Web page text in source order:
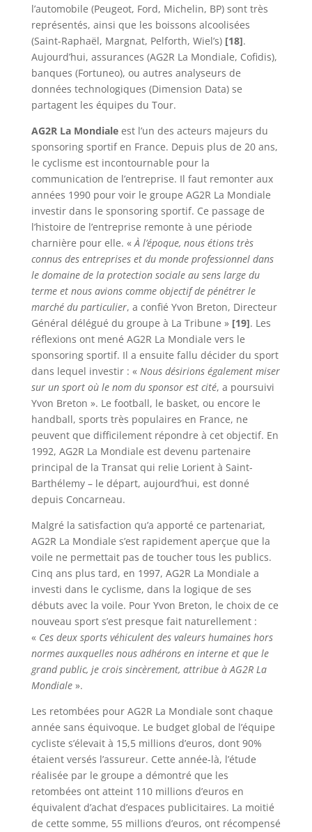
l’automobile (Peugeot, Ford, Michelin, BP) sont très
représentés, ainsi que les boissons alcoolisées
(Saint-Raphaël, Margnat, Pelforth, Wiel’s) [18].
Aujourd’hui, assurances (AG2R La Mondiale, Cofidis),
banques (Fortuneo), ou autres analyseurs de
données technologiques (Dimension Data) se
partagent les équipes du Tour.
AG2R La Mondialeest l’un des acteurs majeurs du
sponsoring sportif en France. Depuis plus de 20 ans,
le cyclisme est incontournable pour la
communication de l’entreprise. Il faut remonter aux
années 1990 pour voir le groupe AG2R La Mondiale
investir dans le sponsoring sportif. Ce passage de
l’histoire de l’entreprise remonte à une période
charnière pour elle. «À l’époque, nous étions très
connus des entreprises et du monde professionnel dans
le domaine de la protection sociale au sens large du
terme et nous avions comme objectif de pénétrer le
marché du particulier, a confié Yvon Breton, Directeur
Général délégué du groupe à La Tribune » [19]. Les
réflexions ont mené AG2R La Mondiale vers le
sponsoring sportif. Il a ensuite fallu décider du sport
dans lequel investir : « Nous désirions également miser
sur un sport où le nom du sponsor est cité, a poursuivi
Yvon Breton ». Le football, le basket, ou encore le
handball, sports très populaires en France, ne
peuvent que difficilement répondre à cet objectif. En
1992, AG2R La Mondiale est devenu partenaire
principal de la Transat qui relie Lorient à Saint-
Barthélemy – le départ, aujourd’hui, est donné
depuis Concarneau.
Malgré la satisfaction qu’a apporté ce partenariat,
AG2R La Mondiale s’est rapidement aperçue que la
voile ne permettait pas de toucher tous les publics.
Cinq ans plus tard, en 1997, AG2R La Mondiale a
investi dans le cyclisme, dans la logique de ses
débuts avec la voile. Pour Yvon Breton, le choix de ce
nouveau sport s’est presque fait naturellement :
« Ces deux sports véhiculent des valeurs humaines hors
normes auxquelles nous adhérons en interne et que le
grand public, je crois sincèrement, attribue à AG2R La
Mondiale».
Les retombées pour AG2R La Mondiale sont chaque
année sans équivoque. Le budget global de l’équipe
cycliste s’élevait à 15,5 millions d’euros, dont 90%
étaient versés l’assureur. Cette année-là, l’étude
réalisée par le groupe a démontré que les
retombées ont atteint 110 millions d’euros en
équivalent d’achat d’espaces publicitaires. La moitié
de cette somme, 55 millions d’euros, ont récompensé